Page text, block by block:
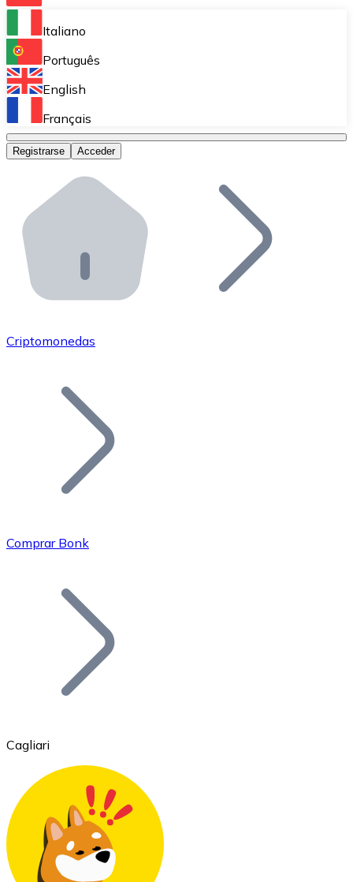
Bitnovo Ramp
Integra nuestra solución en tu plataforma.
Bitnovo Giftcards
Bitnovo OTC
Bitnovo ATM
Integra un ATM Bitnovo en tu negocio y permite que
Bitnovo API
Integra nuestra API en tu ecosistema.
Únete a nuestra red de distribuidores.
Añade tu proyecto a nuestro ecosistema.
Bitcoin
Ethereum
ETH
Italiano
Português
English
Français
Registrarse Acceder
Criptomonedas
Comprar Bonk
Cagliari